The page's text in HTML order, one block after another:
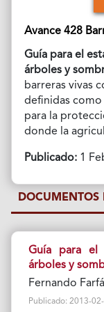
Avance 428
Guía para el
árboles y
barreras vivas
definidas como
para la
donde la
Publicado:1
DOCUMENTOS
Guía para el
árboles y
Fernando
Publicado: 2013-